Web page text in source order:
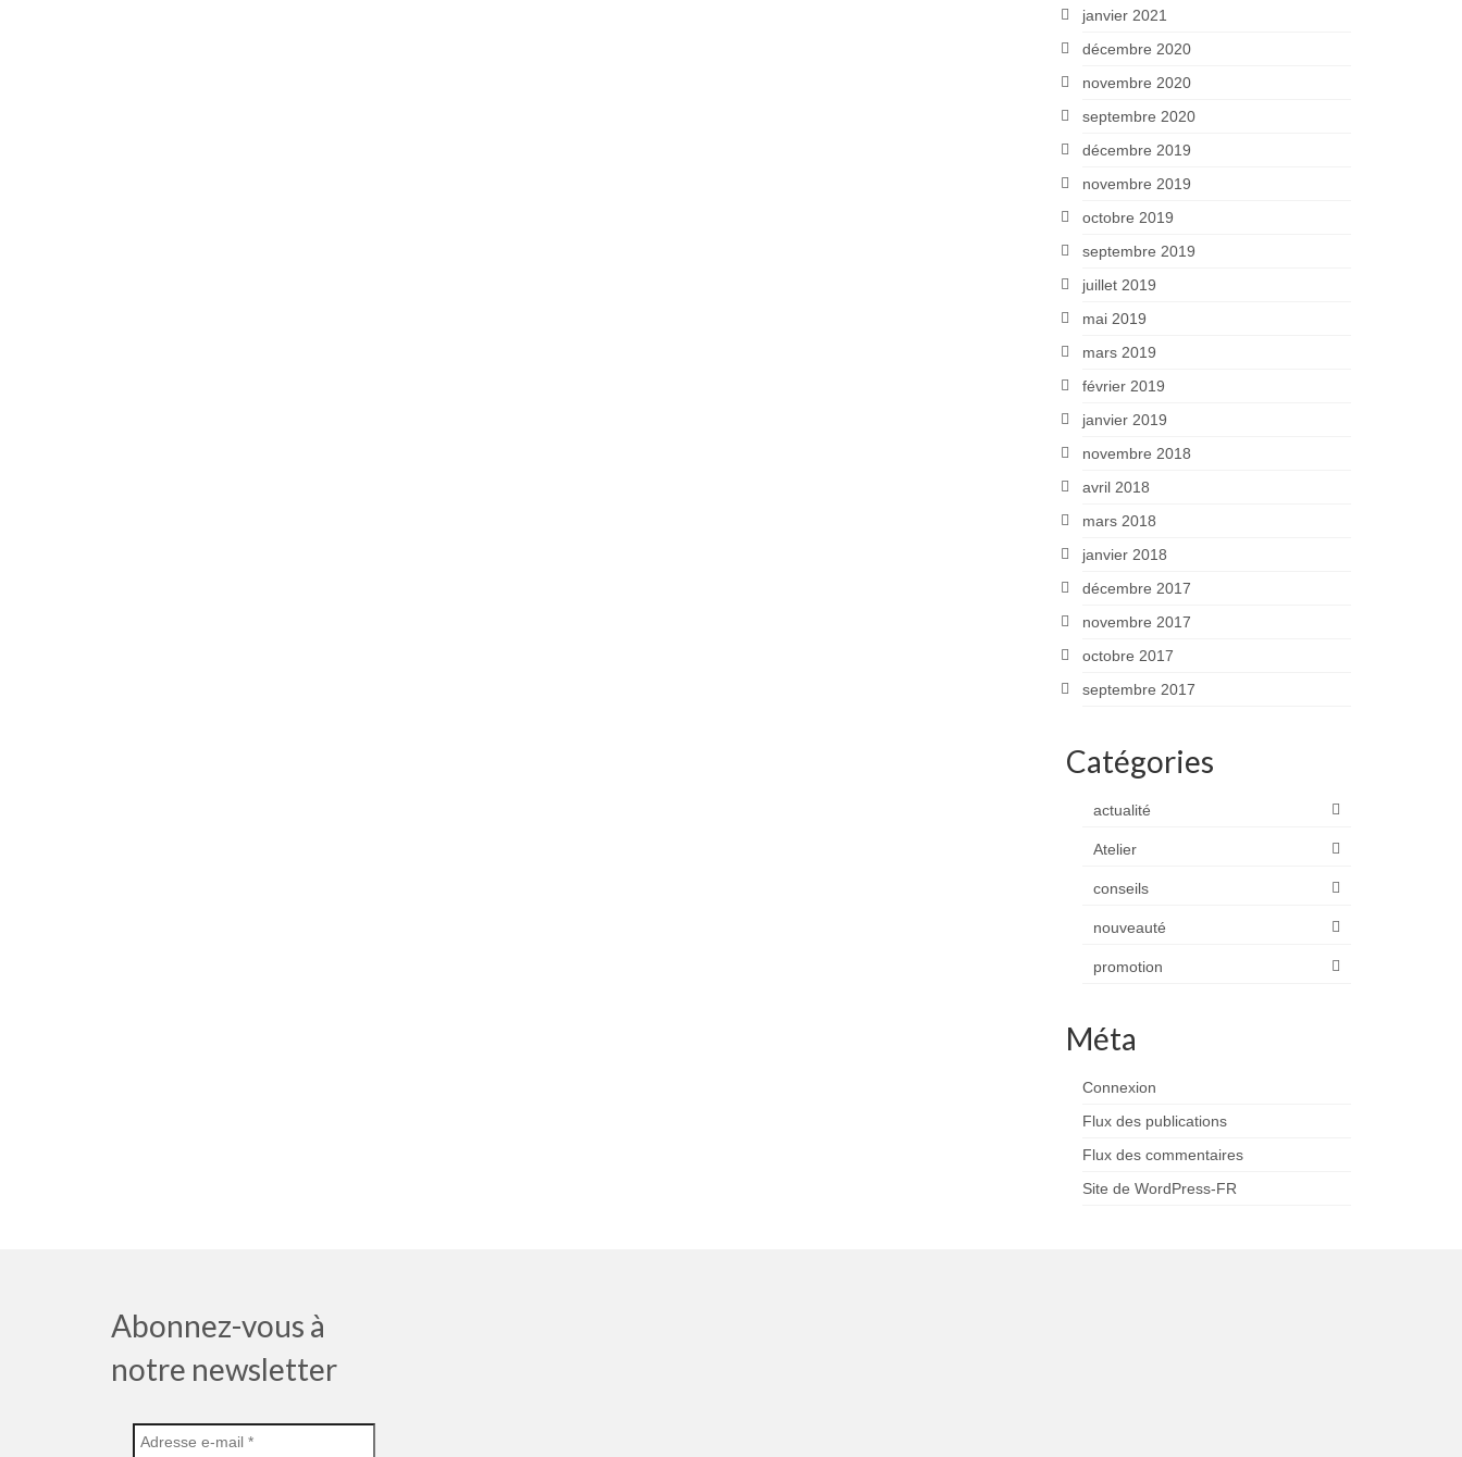
janvier 2021
décembre 2020
novembre 2020
septembre 2020
décembre 2019
novembre 2019
octobre 2019
septembre 2019
juillet 2019
mai 2019
mars 2019
février 2019
janvier 2019
novembre 2018
avril 2018
mars 2018
janvier 2018
décembre 2017
novembre 2017
octobre 2017
septembre 2017
Catégories
actualité
Atelier
conseils
nouveauté
promotion
Méta
Connexion
Flux des publications
Flux des commentaires
Site de WordPress-FR
Abonnez-vous à
notre newsletter